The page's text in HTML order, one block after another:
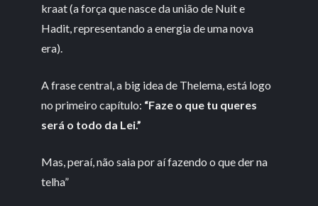
kraat (a força que nasce da união de Nuit e
Hadit, representando a energia de uma nova
era).
A frase central, a big idea de Thelema, está logo
no primeiro capítulo: “Faze o que tu queres
será o todo da Lei.”
Mas, peraí, não saia por aí fazendo o que der na
telha”